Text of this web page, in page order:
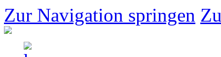
Zur Navigation springen